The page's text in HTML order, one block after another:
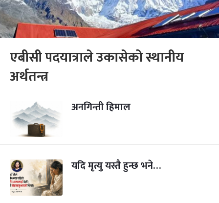
एबीसी पदयात्राले उकासेको स्थानीय
अर्थतन्त्र
अनगिन्ती हिमाल
यदि मृत्यु यस्तै हुन्छ भने…